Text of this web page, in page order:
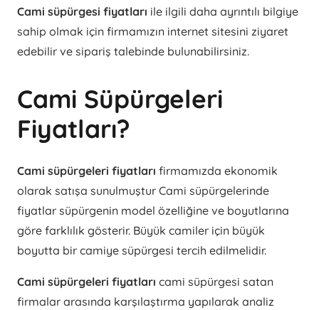
Cami süpürgesi fiyatları ile ilgili daha ayrıntılı bilgiye
sahip olmak için firmamızın internet sitesini ziyaret
edebilir ve sipariş talebinde bulunabilirsiniz.
Cami Süpürgeleri
Fiyatları?
Cami süpürgeleri fiyatları firmamızda ekonomik
olarak satışa sunulmuştur Cami süpürgelerinde
fiyatlar süpürgenin model özelliğine ve boyutlarına
göre farklılık gösterir. Büyük camiler için büyük
boyutta bir camiye süpürgesi tercih edilmelidir.
Cami süpürgeleri fiyatları cami süpürgesi satan
firmalar arasında karşılaştırma yapılarak analiz